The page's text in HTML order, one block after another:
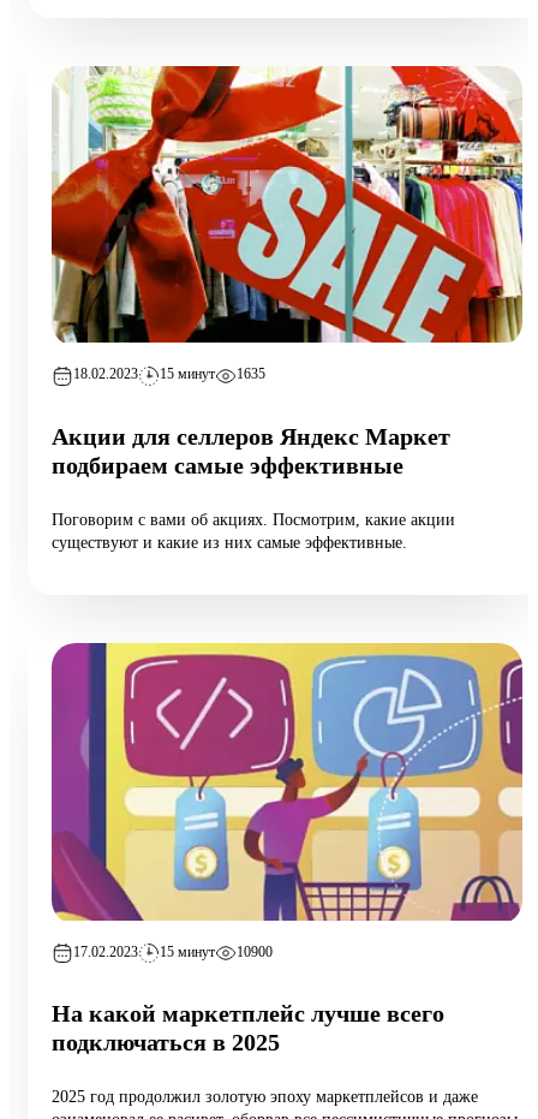
18.02.2023 15 минут 1635
Акции для селлеров Яндекс Маркет
подбираем самые эффективные
Поговорим с вами об акциях. Посмотрим, какие акции
существуют и какие из них самые эффективные.
17.02.2023 15 минут 10900
На какой маркетплейс лучше всего
подключаться в 2025
2025 год продолжил золотую эпоху маркетплейсов и даже